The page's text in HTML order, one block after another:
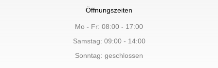
Öffnungszeiten
Mo - Fr: 08:00 - 17:00
Samstag: 09:00 - 14:00
Sonntag: geschlossen